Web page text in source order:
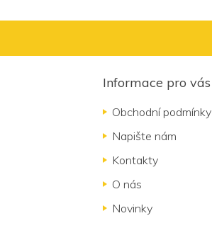
Informace pro vás
Obchodní podmínky
Napište nám
Kontakty
O nás
Novinky